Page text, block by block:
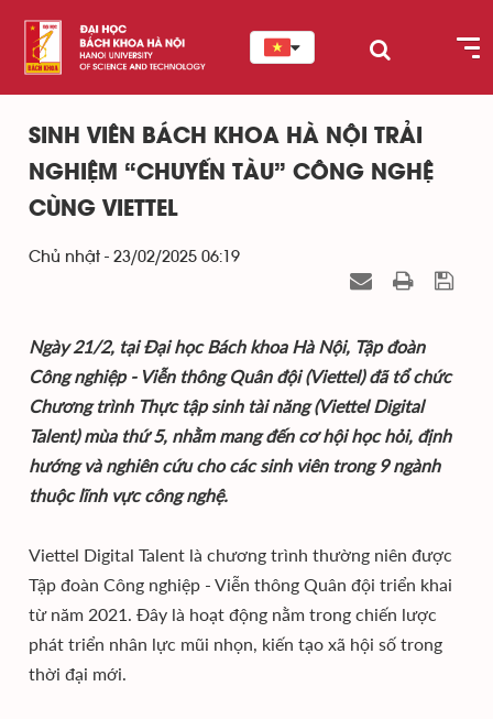
SINH VIÊN BÁCH KHOA HÀ NỘI TRẢI
NGHIỆM “CHUYẾN TÀU” CÔNG NGHỆ
CÙNG VIETTEL
Chủ nhật - 23/02/2025 06:19
Ngày 21/2, tại Đại học Bách khoa Hà Nội, Tập đoàn
Công nghiệp - Viễn thông Quân đội (Viettel) đã tổ chức
Chương trình Thực tập sinh tài năng (Viettel Digital
Talent) mùa thứ 5, nhằm mang đến cơ hội học hỏi, định
hướng và nghiên cứu cho các sinh viên trong 9 ngành
thuộc lĩnh vực công nghệ.
Viettel Digital Talent là chương trình thường niên được
Tập đoàn Công nghiệp - Viễn thông Quân đội triển khai
từ năm 2021. Đây là hoạt động nằm trong chiến lược
phát triển nhân lực mũi nhọn, kiến tạo xã hội số trong
thời đại mới.